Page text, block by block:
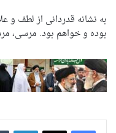
به نشانه قدردانی از لطف و
بوده و خواهم بود. مرسی،